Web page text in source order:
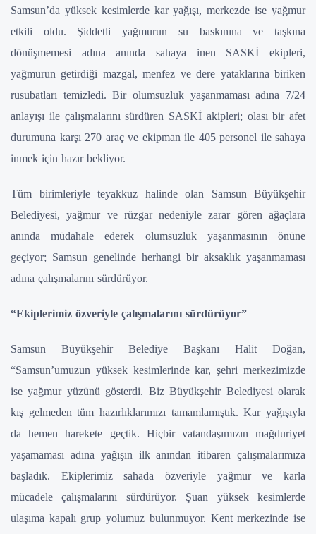
Samsun’da yüksek kesimlerde kar yağışı, merkezde ise yağmur
etkili oldu. Şiddetli yağmurun su baskınına ve taşkına
dönüşmemesi adına anında sahaya inen SASKİ ekipleri,
yağmurun getirdiği mazgal, menfez ve dere yataklarına biriken
rusubatları temizledi. Bir olumsuzluk yaşanmaması adına 7/24
anlayışı ile çalışmalarını sürdüren SASKİ akipleri; olası bir afet
durumuna karşı 270 araç ve ekipman ile 405 personel ile sahaya
inmek için hazır bekliyor.
Tüm birimleriyle teyakkuz halinde olan Samsun Büyükşehir
Belediyesi, yağmur ve rüzgar nedeniyle zarar gören ağaçlara
anında müdahale ederek olumsuzluk yaşanmasının önüne
geçiyor; Samsun genelinde herhangi bir aksaklık yaşanmaması
adına çalışmalarını sürdürüyor.
“Ekiplerimiz özveriyle çalışmalarını sürdürüyor”
Samsun Büyükşehir Belediye Başkanı Halit Doğan,
“Samsun’umuzun yüksek kesimlerinde kar, şehri merkezimizde
ise yağmur yüzünü gösterdi. Biz Büyükşehir Belediyesi olarak
kış gelmeden tüm hazırlıklarımızı tamamlamıştık. Kar yağışıyla
da hemen harekete geçtik. Hiçbir vatandaşımızın mağduriyet
yaşamaması adına yağışın ilk anından itibaren çalışmalarımıza
başladık. Ekiplerimiz sahada özveriyle yağmur ve karla
mücadele çalışmalarını sürdürüyor. Şuan yüksek kesimlerde
ulaşıma kapalı grup yolumuz bulunmuyor. Kent merkezinde ise